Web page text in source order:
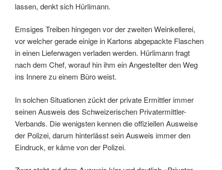
lassen, denkt sich Hürlimann.
Emsiges Treiben hingegen vor der zweiten Weinkellerei,
vor welcher gerade einige in Kartons abgepackte Flaschen
in einen Lieferwagen verladen werden. Hürlimann fragt
nach dem Chef, worauf hin ihm ein Angestellter den Weg
ins Innere zu einem Büro weist.
In solchen Situationen zückt der private Ermittler immer
seinen Ausweis des Schweizerischen Privatermittler-
Verbands. Die wenigsten kennen die offiziellen Ausweise
der Polizei, darum hinterlässt sein Ausweis immer den
Eindruck, er käme von der Polizei.